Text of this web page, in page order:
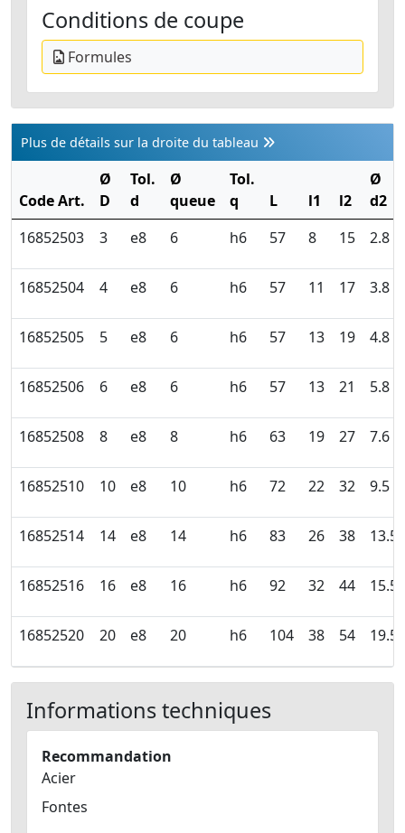
Conditions de coupe
Formules
Plus de détails sur la droite du tableau
Code Art.
Ø
D
Tol.
d
Ø
queue
Tol.
q
L l1 l2
Ø
d2
16852503
3 e8 6 h6 57 8 15 2.8
16852504 4 e8 6 h6 57 11 17 3.8
16852505 5 e8 6 h6 57 13 19 4.8
16852506 6 e8 6 h6 57 13 21 5.8
16852508 8 e8 8 h6 63 19 27 7.6
16852510 10 e8 10 h6 72 22 32 9.5
16852514 14 e8 14 h6 83 26 38 13.5
16852516 16 e8 16 h6 92 32 44 15.5
16852520 20 e8 20 h6 104 38 54 19.5
Informations techniques
Recommandation
Acier
Fontes